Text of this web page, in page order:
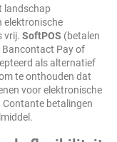
landschap
elektronische
vrij. SoftPOS (betalen
Bancontact Pay of
als alternatief
te onthouden dat
voor elektronische
Contante betalingen